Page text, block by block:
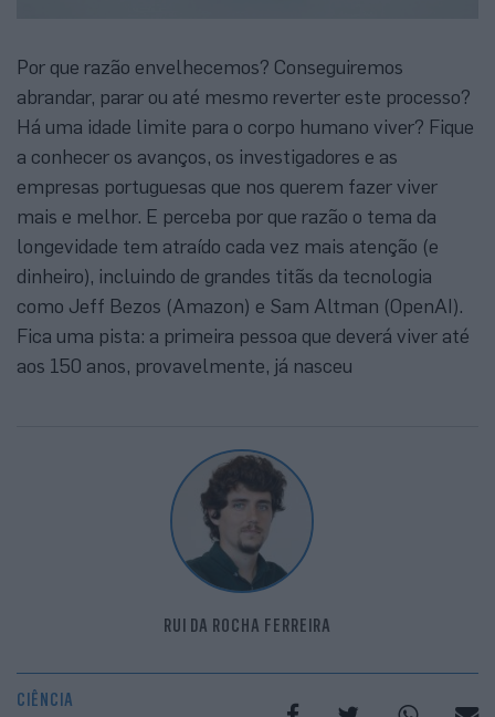
Por que razão envelhecemos? Conseguiremos
abrandar, parar ou até mesmo reverter este processo?
Há uma idade limite para o corpo humano viver? Fique
a conhecer os avanços, os investigadores e as
empresas portuguesas que nos querem fazer viver
mais e melhor. E perceba por que razão o tema da
longevidade tem atraído cada vez mais atenção (e
dinheiro), incluindo de grandes titãs da tecnologia
como Jeff Bezos (Amazon) e Sam Altman (OpenAI).
Fica uma pista: a primeira pessoa que deverá viver até
aos 150 anos, provavelmente, já nasceu
RUI DA ROCHA FERREIRA
CIÊNCIA